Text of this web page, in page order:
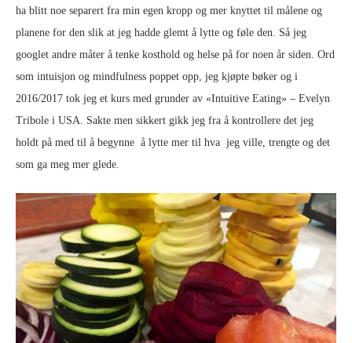
ha blitt noe separert fra min egen kropp og mer knyttet til målene og
planene for den slik at jeg hadde glemt å lytte og føle den. Så jeg
googlet andre måter å tenke kosthold og helse på for noen år siden. Ord
som intuisjon og mindfulness poppet opp, jeg kjøpte bøker og i
2016/2017 tok jeg et kurs med grunder av «Intuitive Eating» – Evelyn
Tribole i USA. Sakte men sikkert gikk jeg fra å kontrollere det jeg
holdt på med til å begynne å lytte mer til hva jeg ville, trengte og det
som ga meg mer glede.